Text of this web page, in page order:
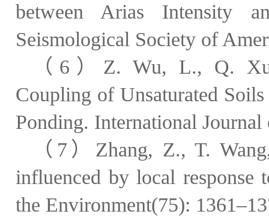
between Arias Intensity
Seismological Society of
（ 6 ） Z. Wu, L., Q. Xu,
Coupling of Unsaturated
Ponding. International
（ 7 ） Zhang, Z., T.
influenced by local response
the Environment(75): 1361–